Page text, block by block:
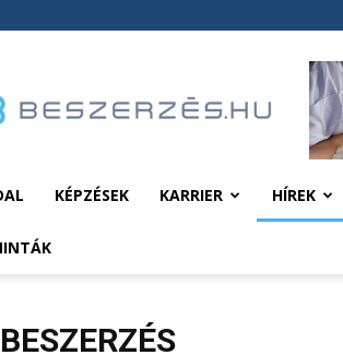
KÉPZÉSEK KARRIER HÍREK